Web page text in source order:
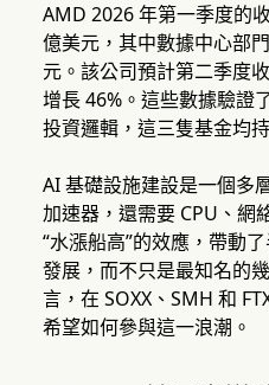
AMD 2026 年第一季度的
億美元，其中數據中心部
元。該公司預計第二季度
增長 46%。這些數據驗證
投資邏輯，這三隻基金均
AI 基礎設施建設是一個多
加速器，還需要 CPU、網
“水漲船高”的效應，帶動
發展，而不只是最知名的
言，在 SOXX、SMH 和
希望如何參與這一浪潮。